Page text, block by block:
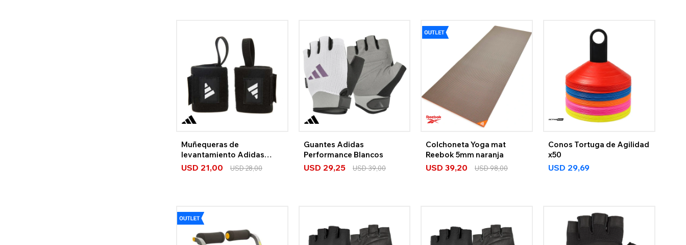
Muñequeras de
levantamiento Adidas
Logo Nuevo
USD 21,00 USD28,00
Guantes Adidas
Performance Blancos
USD 29,25 USD39,00
Colchoneta Yoga mat
Reebok 5mm naranja
USD 39,20 USD98,00
Conos Tortuga de Agilidad
x50
USD 29,69